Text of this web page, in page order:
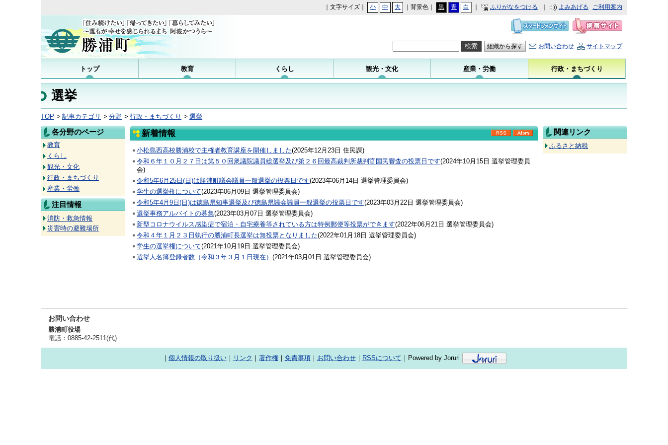
｜文字サイズ｜ 小 中 大 ｜背景色｜ 黒 青 白 ふりがなをつける よみあげる ご利用案内
組織から探す お問い合わせ サイトマップ
トップ 教育 くらし 観光・文化 産業・労働 行政・まちづくり
選挙
TOP 記事カテゴリ 分野 行政・まちづくり 選挙
新着情報
RSS
Atom
小松島西高校勝浦校で主権者教育講座を開催しました(2025年12月23日 住民課)
令和６年１０月２７日は第５０回衆議院議員総選挙及び第２６回最高裁判所裁判官国民審査の投票日です(2024年10月15日 選挙管理委員
会)
令和5年6月25日(日)は勝浦町議会議員一般選挙の投票日です(2023年06月14日 選挙管理委員会)
学生の選挙権について(2023年06月09日 選挙管理委員会)
令和5年4月9日(日)は徳島県知事選挙及び徳島県議会議員一般選挙の投票日です(2023年03月22日 選挙管理委員会)
選挙事務アルバイトの募集(2023年03月07日 選挙管理委員会)
新型コロナウイルス感染症で宿泊・自宅療養等されている方は特例郵便等投票ができます(2022年06月21日 選挙管理委員会)
令和４年１月２３日執行の勝浦町長選挙は無投票となりました(2022年01月18日 選挙管理委員会)
学生の選挙権について(2021年10月19日 選挙管理委員会)
選挙人名簿登録者数（令和３年３月１日現在） (2021年03月01日 選挙管理委員会)
各分野のページ
教育
くらし
観光・文化
行政・まちづくり
産業・労働
注目情報
消防・救急情報
災害時の避難場所
関連リンク
ふるさと納税
お問い合わせ
勝浦町役場
電話：0885-42-2511(代)
｜ 個人情報の取り扱い｜ リンク ｜ 著作権｜ 免責事項｜ お問い合わせ｜ RSSについて ｜Powered by Joruri